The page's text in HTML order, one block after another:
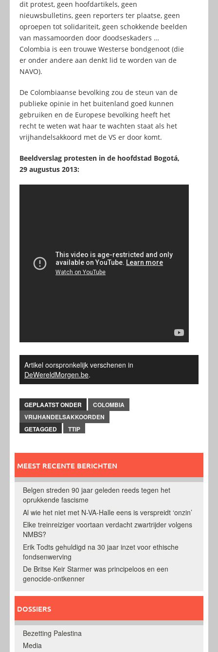
dit protest, geen hoofdartikels, geen
nieuwsbulletins, geen reporters ter plaatse, geen
oproepen tot solidariteit, geen schokkende beelden
van massamoorden door doodseskaders …
Colombia is een trouwe Westerse bondgenoot (die
er onder andere aan denkt lid te worden van de
NAVO).
De Colombiaanse bevolking zou de steun van de
publieke opinie in het buitenland goed kunnen
gebruiken en de Europese bevolking heeft het
recht te weten wat haar te wachten staat als het
vrijhandelsakkoord met de VS er door komt.
Beeldverslag protesten in de hoofdstad Bogotá,
29 augustus 2013:
Artikel oorspronkelijk verschenen in
DeWereldMorgen.be.
GEPLAATST ONDER
COLOMBIA
VRIJHANDELSAKKOORDEN
GETAGGED
TTIP
MEEST RECENTE BERICHTEN
Belgen streden 90 jaar geleden reeds tegen het
oprukkende fascisme
Al wie het niet met N-VA-Halle eens is verspreidt ‘onzin’
Elke treinreiziger voortaan verdacht zwartrijder volgens
NMBS?
Erik Todts gehuldigd na 30 jaar inzet voor ethische
fondsenwerving
De Britse Keir Starmer was principeloos en een
genocide-ontkenner
DOSSIERS
Bezetting Palestina
Media